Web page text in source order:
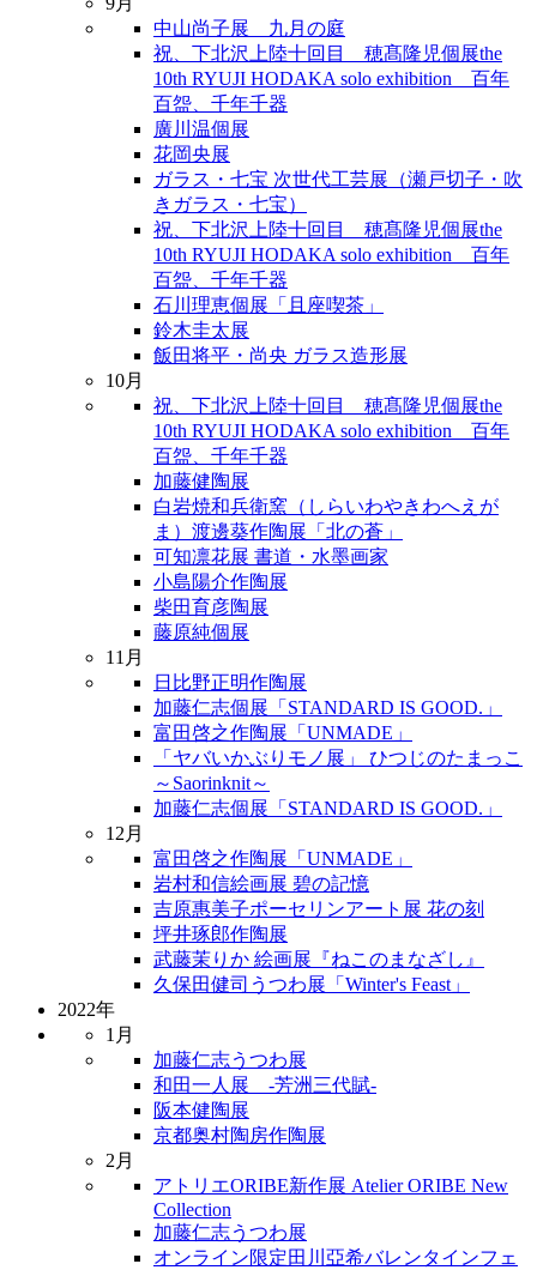
中山尚子展 九月の庭
祝、下北沢上陸十回目 穂髙隆児個展the
10th RYUJI HODAKA solo exhibition 百年
百盌、千年千器
廣川温個展
花岡央展
ガラス・七宝 次世代工芸展（瀬戸切子・吹
きガラス・七宝）
祝、下北沢上陸十回目 穂髙隆児個展the
10th RYUJI HODAKA solo exhibition 百年
百盌、千年千器
石川理恵個展「且座喫茶」
鈴木圭太展
飯田将平・尚央 ガラス造形展
10月
祝、下北沢上陸十回目 穂髙隆児個展the
10th RYUJI HODAKA solo exhibition 百年
百盌、千年千器
加藤健陶展
白岩焼和兵衛窯（しらいわやきわへえが
ま）渡邊葵作陶展「北の蒼」
可知凛花展 書道・水墨画家
小島陽介作陶展
柴田育彦陶展
藤原純個展
11月
日比野正明作陶展
加藤仁志個展「STANDARD IS GOOD.」
富田啓之作陶展「UNMADE」
「ヤバいかぶりモノ展」 ひつじのたまっこ
～Saorinknit～
加藤仁志個展「STANDARD IS GOOD.」
12月
富田啓之作陶展「UNMADE」
岩村和信絵画展 碧の記憶
吉原惠美子ポーセリンアート展 花の刻
坪井琢郎作陶展
武藤茉りか 絵画展『ねこのまなざし』
久保田健司うつわ展「Winter's Feast」
2022年
1月
加藤仁志うつわ展
和田一人展 -芳洲三代賦-
阪本健陶展
京都奥村陶房作陶展
2月
アトリエORIBE新作展 Atelier ORIBE New
Collection
加藤仁志うつわ展
オンライン限定田川亞希バレンタインフェ